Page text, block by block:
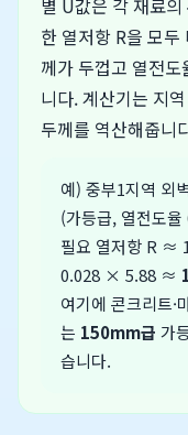
별 U값은 각 재료의
한 열저항 R을 모
께가 두껍고 열전
니다. 계산기는 지
두께를 역산해줍니
예) 중부1지역 외
(가등급, 열전도
필요 열저항 R ≈
0.028 × 5.88 ≈
여기에 콘크리트·
는 150mm급 가
습니다.